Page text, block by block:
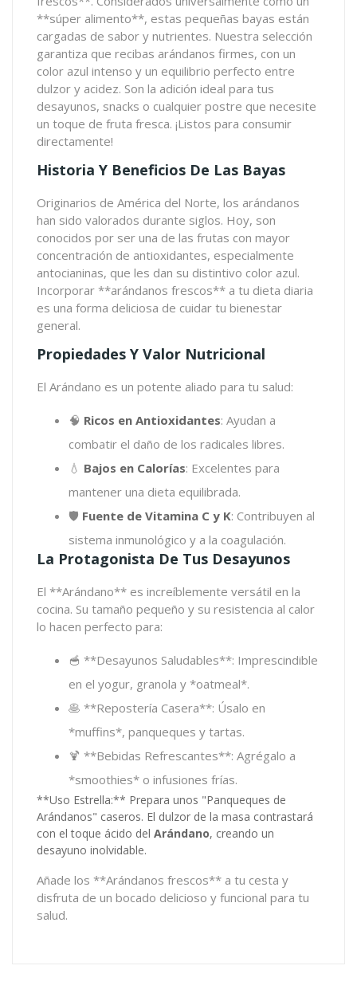
**súper alimento**, estas pequeñas bayas están
cargadas de sabor y nutrientes. Nuestra selección
garantiza que recibas arándanos firmes, con un
color azul intenso y un equilibrio perfecto entre
dulzor y acidez. Son la adición ideal para tus
desayunos, snacks o cualquier postre que necesite
un toque de fruta fresca. ¡Listos para consumir
directamente!
Historia Y Beneficios De Las Bayas
Originarios de América del Norte, los arándanos
han sido valorados durante siglos. Hoy, son
conocidos por ser una de las frutas con mayor
concentración de antioxidantes, especialmente
antocianinas, que les dan su distintivo color azul.
Incorporar **arándanos frescos** a tu dieta diaria
es una forma deliciosa de cuidar tu bienestar
general.
Propiedades Y Valor Nutricional
El Arándano es un potente aliado para tu salud:
🧠 Ricos en Antioxidantes: Ayudan a
combatir el daño de los radicales libres.
💧 Bajos en Calorías: Excelentes para
mantener una dieta equilibrada.
🛡️ Fuente de Vitamina C y K: Contribuyen al
sistema inmunológico y a la coagulación.
La Protagonista De Tus Desayunos
El **Arándano** es increíblemente versátil en la
cocina. Su tamaño pequeño y su resistencia al calor
lo hacen perfecto para:
🥣 **Desayunos Saludables**: Imprescindible
en el yogur, granola y *oatmeal*.
🥞 **Repostería Casera**: Úsalo en
*muffins*, panqueques y tartas.
🍹 **Bebidas Refrescantes**: Agrégalo a
*smoothies* o infusiones frías.
**Uso Estrella:** Prepara unos "Panqueques de
Arándanos" caseros. El dulzor de la masa contrastará
con el toque ácido del Arándano, creando un
desayuno inolvidable.
Añade los **Arándanos frescos** a tu cesta y
disfruta de un bocado delicioso y funcional para tu
salud.